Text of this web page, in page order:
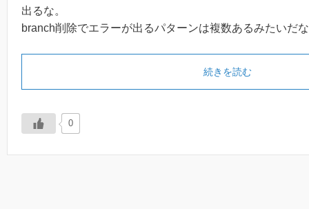
出るな。
branch削除でエラーが出るパターンは複数あるみたいだ
続きを読む
0